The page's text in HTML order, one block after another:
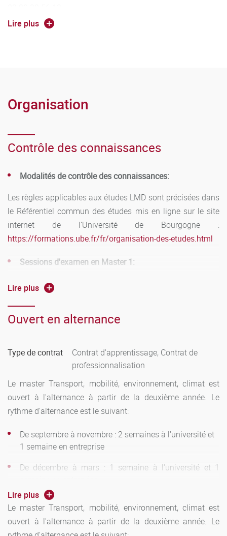
manon.lerat@ube.fr
Lire plus
Organisation
Contrôle des connaissances
Modalités de contrôle des connaissances:
Les règles applicables aux études LMD sont précisées dans
le Référentiel commun des études mis en ligne sur le site
internet de l’Université de Bourgogne :
https://formations.ube.fr/fr/organisation-des-etudes.html
Sessions d'examen en Master 1:
Première session :
Deuxième session :juin pour les deux semestres
Première session :mars pour le semestre 3 et juin pour le
semestre 4
Deuxième session :entre fin septembre et début octobre
pour les deux semestres
Règles de validation et capitalisation:
COMPENSATION :
Une compensation s’effectue au niveau
partir de la moyenne des notes des unités d’enseignements
du semestre affectées des coefficients. Le semestre est
validé si la moyenne générale des notes des UE pondérées
par les coefficients est supérieure ou égale à 10 sur 20.
Lire plus
Ouvert en alternance
Type de contrat
Contrat d'apprentissage, Contrat de
professionnalisation
Le master Transport, mobilité, environnement, climat est
ouvert à l'alternance à partir de la deuxième année. Le
rythme d'alternance est le suivant:
De septembre à novembre : 2 semaines à l'université et
1 semaine en entreprise
De décembre à mars : 1 semaine à l'université et 1
De mars à septembre : temps plein en entreprise
Les candidats relevant de la formation continue doivent
Lire plus
Le master Transport, mobilité, environnement, climat est
ouvert à l'alternance à partir de la deuxième année. Le